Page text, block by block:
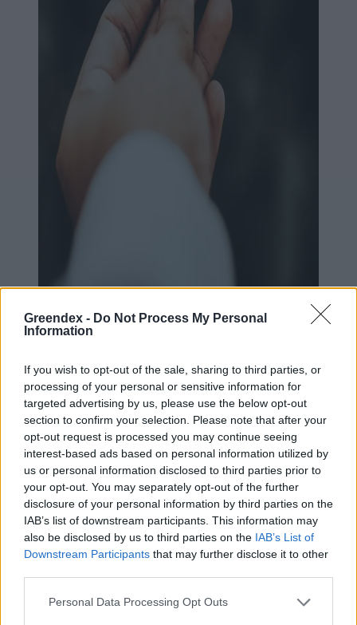
Greendex - Do Not Process My Personal
Information
If you wish to opt-out of the sale, sharing to third parties, or
processing of your personal or sensitive information for
targeted advertising by us, please use the below opt-out
section to confirm your selection. Please note that after your
opt-out request is processed you may continue seeing
interest-based ads based on personal information utilized by
us or personal information disclosed to third parties prior to
your opt-out. You may separately opt-out of the further
disclosure of your personal information by third parties on the
IAB’s list of downstream participants. This information may
also be disclosed by us to third parties on the IAB’s List of
Downstream Participants that may further disclose it to other
Personal Data Processing Opt Outs
Levél
Fotó: Pexels
Mit jelenthet ez a jövőre
nézve?
Bár az eddig kísérletek csak egy baktériumra
koncentráltak, a közeljövőben remélhetőleg
további organizmusokat is felhasználnak a
reakcióhoz, ezzel újabb vegyi anyagokat vagy